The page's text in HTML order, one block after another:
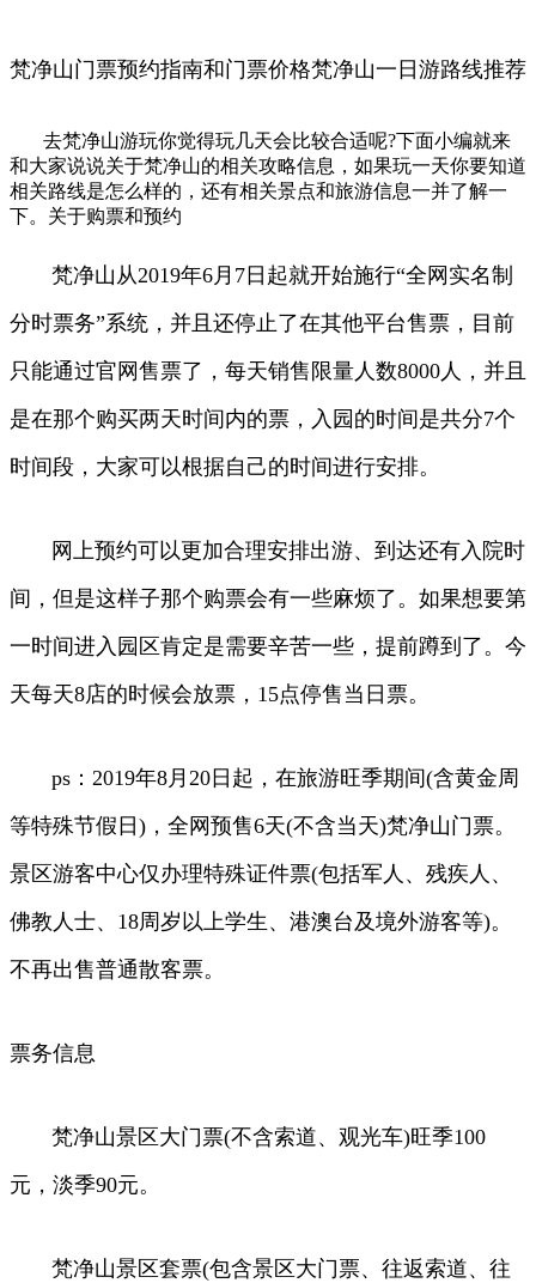
梵净山门票预约指南和门票价格梵净山一日游路线推荐
去梵净山游玩你觉得玩几天会比较合适呢?下面小编就来
和大家说说关于梵净山的相关攻略信息，如果玩一天你要知道
相关路线是怎么样的，还有相关景点和旅游信息一并了解一
下。关于购票和预约
梵净山从2019年6月7日起就开始施行“全网实名制
分时票务”系统，并且还停止了在其他平台售票，目前
只能通过官网售票了，每天销售限量人数8000人，并且
是在那个购买两天时间内的票，入园的时间是共分7个
时间段，大家可以根据自己的时间进行安排。
网上预约可以更加合理安排出游、到达还有入院时
间，但是这样子那个购票会有一些麻烦了。如果想要第
一时间进入园区肯定是需要辛苦一些，提前蹲到了。今
天每天8店的时候会放票，15点停售当日票。
ps：2019年8月20日起，在旅游旺季期间(含黄金周
等特殊节假日)，全网预售6天(不含当天)梵净山门票。
景区游客中心仅办理特殊证件票(包括军人、残疾人、
佛教人士、18周岁以上学生、港澳台及境外游客等)。
不再出售普通散客票。
票务信息
梵净山景区大门票(不含索道、观光车)旺季100
元，淡季90元。
梵净山景区套票(包含景区大门票、往返索道、往